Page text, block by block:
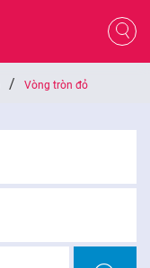
/ Vòng tròn đỏ